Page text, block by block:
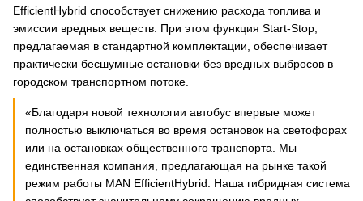
EfficientHybrid способствует снижению расхода топлива и
эмиссии вредных веществ. При этом функция Start-Stop,
предлагаемая в стандартной комплектации, обеспечивает
практически бесшумные остановки без вредных выбросов в
городском транспортном потоке.
«Благодаря новой технологии автобус впервые может
полностью выключаться во время остановок на светофорах
или на остановках общественного транспорта. Мы —
единственная компания, предлагающая на рынке такой
режим работы MAN EfficientHybrid. Наша гибридная система